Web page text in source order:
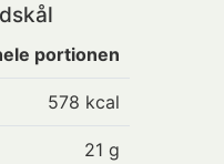
portionen
578 kcal
21 g